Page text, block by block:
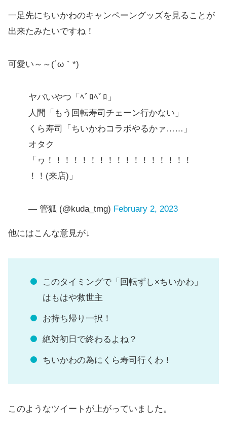
一足先にちいかわのキャンペーングッズを見ることが
出来たみたいですね！
可愛い～～(´ω｀*)
ヤバいやつ「ﾍﾞﾛﾍﾞﾛ」
人間「もう回転寿司チェーン行かない」
くら寿司「ちいかわコラボやるかァ……」
オタク
「ヮ！！！！！！！！！！！！！！！！！
！！(来店)」
— 管狐 (@kuda_tmg) February 2, 2023
他にはこんな意見が↓
このタイミングで「回転ずし×ちいかわ」
はもはや救世主
お持ち帰り一択！
絶対初日で終わるよね？
ちいかわの為にくら寿司行くわ！
このようなツイートが上がっていました。